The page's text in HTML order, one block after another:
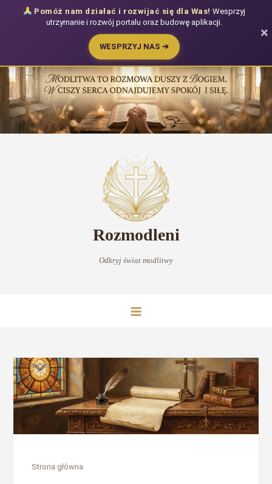
do
treści
Rozmodleni
Odkryj świat modlitwy
Strona główna
Pomóż nam działać i rozwijać się dla Was! Wesprzyj
utrzymanie i rozwój portalu oraz budowę aplikacji.
WESPRZYJ NAS ➔
×